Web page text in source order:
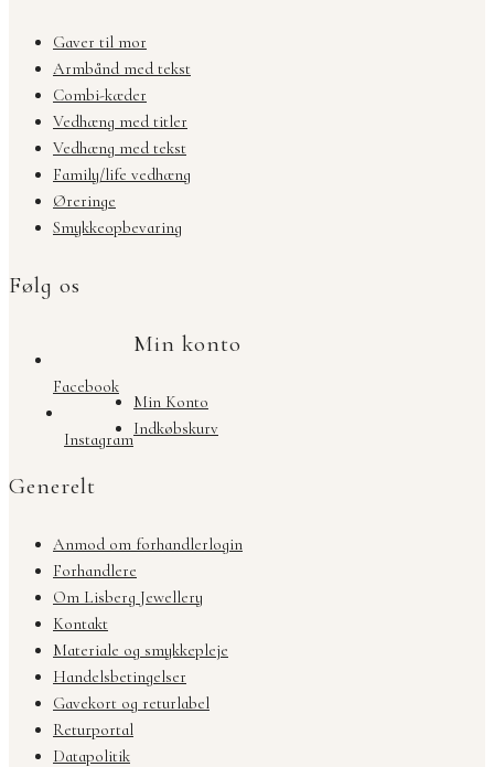
Gaver til mor
Armbånd med tekst
Combi-kæder
Vedhæng med titler
Vedhæng med tekst
Family/life vedhæng
Øreringe
Smykkeopbevaring
Følg os
Facebook
Instagram
Min konto
Min Konto
Indkøbskurv
Generelt
Anmod om forhandlerlogin
Forhandlere
Om Lisberg Jewellery
Kontakt
Materiale og smykkepleje
Handelsbetingelser
Gavekort og returlabel
Returportal
Datapolitik